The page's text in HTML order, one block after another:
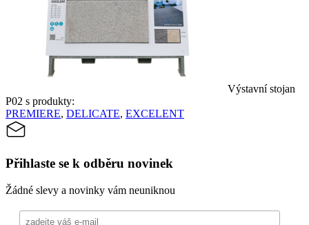
Výstavní stojan
P02 s produkty:
PREMIERE, DELICATE, EXCELENT
Přihlaste se k odběru novinek
Žádné slevy a novinky vám neuniknou